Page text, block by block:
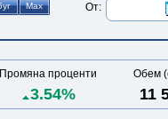
От:
Промяна проценти Обем
3.54% 11